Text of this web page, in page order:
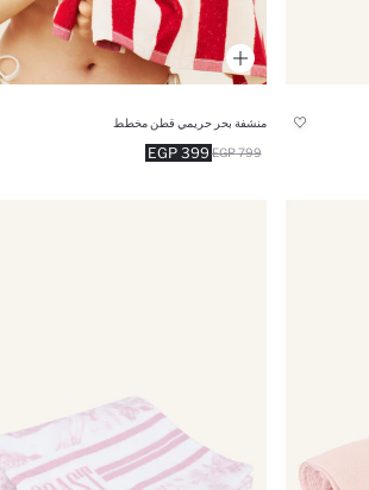
منشفة بحر حريمي قطن مخطط
399 EGP 799 EGP